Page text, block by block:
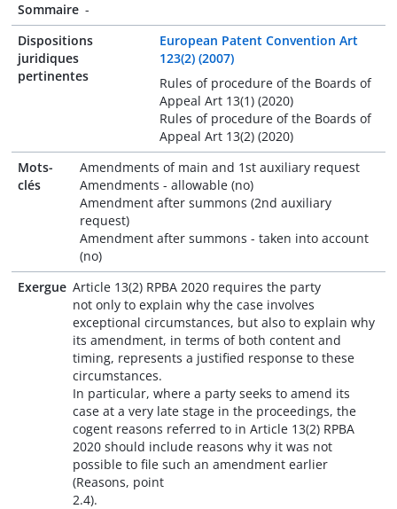
Sommaire -
Dispositions
juridiques
pertinentes
European Patent Convention Art
123(2) (2007)
Rules of procedure of the Boards of
Appeal Art 13(1) (2020)
Rules of procedure of the Boards of
Appeal Art 13(2) (2020)
Mots-
clés
Amendments of main and 1st auxiliary request
Amendments - allowable (no)
Amendment after summons (2nd auxiliary
request)
Amendment after summons - taken into account
(no)
Exergue Article 13(2) RPBA 2020 requires the party
not only to explain why the case involves
exceptional circumstances, but also to explain why
its amendment, in terms of both content and
timing, represents a justified response to these
circumstances.
In particular, where a party seeks to amend its
case at a very late stage in the proceedings, the
cogent reasons referred to in Article 13(2) RPBA
2020 should include reasons why it was not
possible to file such an amendment earlier
(Reasons, point
2.4).